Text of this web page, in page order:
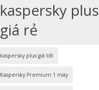
kaspersky plus
giá rẻ
kaspersky plus giá tốt
Kaspersky Premium 1 máy